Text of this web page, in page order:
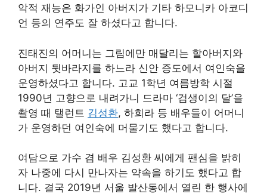
악적 재능은 화가인 아버지가 기타 하모니카 아코디
언 등의 연주도 잘 하셨다고 합니다.
진태진의 어머니는 그림에만 매달리는 할아버지와
아버지 뒷바라지를 하느라 신안 증도에서 여인숙을
운영하셨다고 합니다. 고교 1학년 여름방학 시절
1990년 고향으로 내려가니 드라마 ‘검생이의 달’을
촬영 때 탤런트 김성환, 하희라 등 배우들이 어머니
가 운영하던 여인숙에 머물기도 했다고 합니다.
여담으로 가수 겸 배우 김성환 씨에게 팬심을 밝히
자 나중에 다시 만나자는 약속을 하기도 했다고 합
니다. 결국 2019년 서울 발산동에서 열린 한 행사에